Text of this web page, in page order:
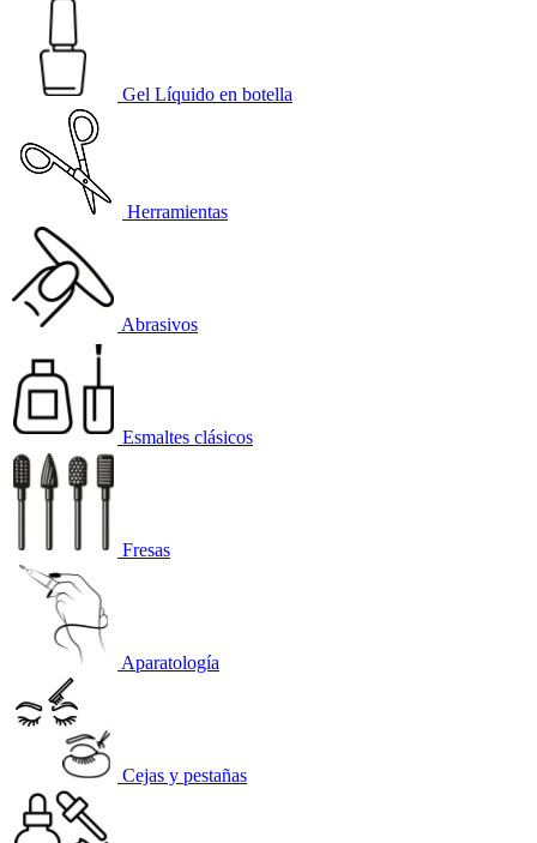
Gel Líquido en botella
Herramientas
Abrasivos
Esmaltes clásicos
Fresas
Aparatología
Cejas y pestañas